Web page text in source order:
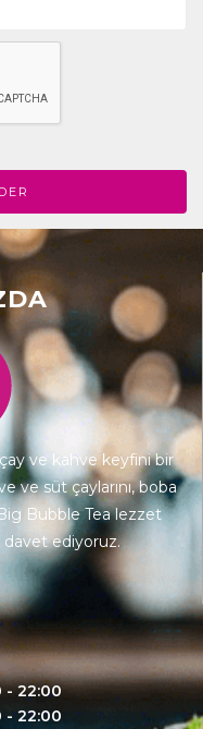
ve kahve keyfini bir
ve süt çaylarını, boba
Bubble Tea lezzet
davet ediyoruz.
- 22:00
- 22:00